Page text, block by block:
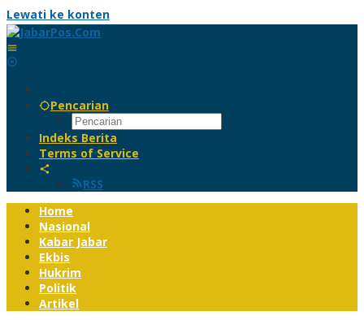
Lewati ke konten
Pencarian
Indeks Berita
Terms of Service
RSS
Home
Nasional
Kabar Jabar
Ekbis
Hukrim
Politik
Artikel